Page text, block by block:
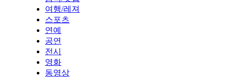
여행/레져
스포츠
연예
공연
전시
영화
동영상